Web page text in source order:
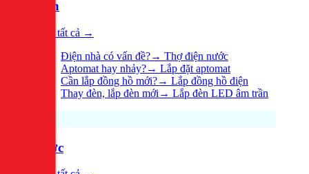
Điện
Xem tất cả →
Điện nhà có vấn đề?→ Thợ điện nước
Aptomat hay nhảy?→ Lắp đặt aptomat
Cần lắp đồng hồ mới?→ Lắp đồng hồ điện
Thay đèn, lắp đèn mới → Lắp đèn LED âm trần
Nước